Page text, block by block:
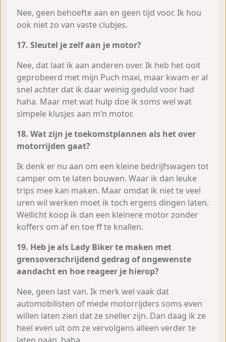
Nee, geen behoefte aan en geen tijd voor. Ik hou
ook niet zo van vaste clubjes.
17. Sleutel je zelf aan je motor?
Nee, dat laat ik aan anderen over. Ik heb het ooit
geprobeerd met mijn Puch maxi, maar kwam er al
snel achter dat ik daar weinig geduld voor had
haha. Maar met wat hulp doe ik soms wel wat
simpele klusjes aan m’n motor.
18. Wat zijn je toekomstplannen als het over
motorrijden gaat?
Ik denk er nu aan om een kleine bedrijfswagen tot
camper om te laten bouwen. Waar ik dan leuke
trips mee kan maken. Maar omdat ik niet te veel
uren wil werken moet ik toch ergens dingen laten.
Wellicht koop ik dan een kleinere motor zonder
koffers om af en toe ff te knallen.
19. Heb je als Lady Biker te maken met
grensoverschrijdend gedrag of ongewenste
aandacht en hoe reageer je hierop?
Nee, geen last van. Ik merk wel vaak dat
automobilisten of mede motorrijders soms even
willen laten zien dat ze sneller zijn. Dan daag ik ze
heel even uit om ze vervolgens alleen verder te